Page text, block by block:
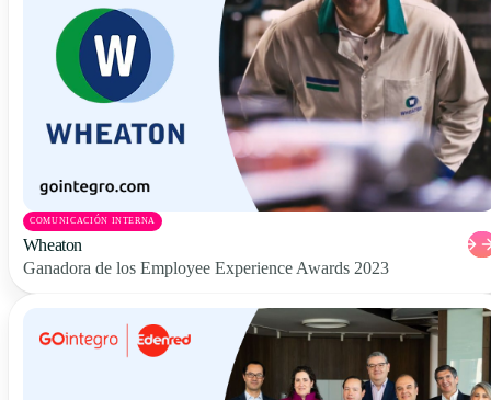
COMUNICACIÓN INTERNA
Wheaton
Ganadora de los Employee Experience Awards 2023